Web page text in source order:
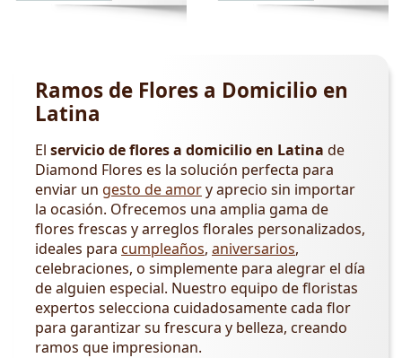
Ramos de Flores a Domicilio en
Latina
El servicio de flores a domicilio en Latina de
Diamond Flores es la solución perfecta para
enviar un gesto de amory aprecio sin importar
la ocasión. Ofrecemos una amplia gama de
flores frescas y arreglos florales personalizados,
ideales para cumpleaños, aniversarios,
celebraciones, o simplemente para alegrar el día
de alguien especial. Nuestro equipo de floristas
expertos selecciona cuidadosamente cada flor
para garantizar su frescura y belleza, creando
ramos que impresionan.